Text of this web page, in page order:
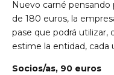
Nuevo carné
de 180 euros, la
pase que podrá utilizar,
estime la entidad, cada
Socios/as, 90 euros